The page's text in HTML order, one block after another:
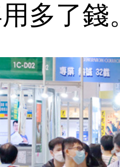
多了錢